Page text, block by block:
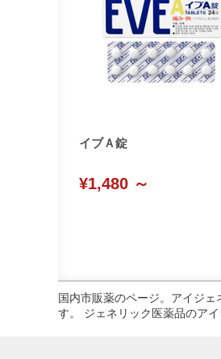
イブＡ錠
¥1,480 ～
国内市販薬のページ。アイジ
す。 ジェネリック医薬品のア